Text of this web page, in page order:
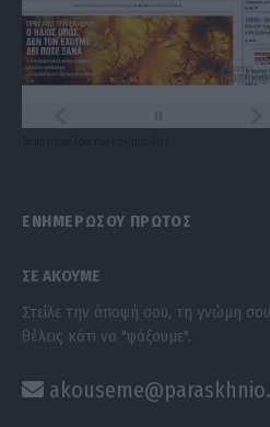
ΕΝΗΜΕΡΩΣΟΥ ΠΡΩΤΟΣ
ΣΕ ΑΚΟΥΜΕ
Στείλε την άποψή σου, τη γνώμη
θέλεις κάτι να "ψάξουμε".